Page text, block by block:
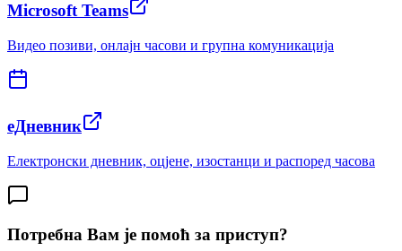
Microsoft Teams
Видео позиви, онлајн часови и групна комуникација
еДневник
Електронски дневник, оцјене, изостанци и распоред часова
Потребна Вам је помоћ за приступ?